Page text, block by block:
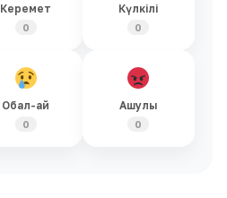
Керемет
0
Күлкілі
0
Обал-ай
0
Ашулы
0